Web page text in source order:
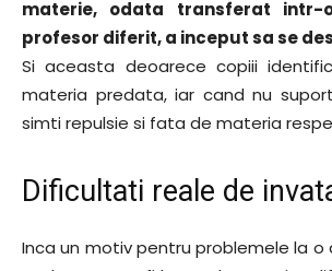
materie, odata transferat
profesor diferit, a inceput sa se
Si aceasta deoarece copiii
materia predata, iar cand nu
simti repulsie si fata de materia
Dificultati reale de
Inca un motiv pentru problemele la